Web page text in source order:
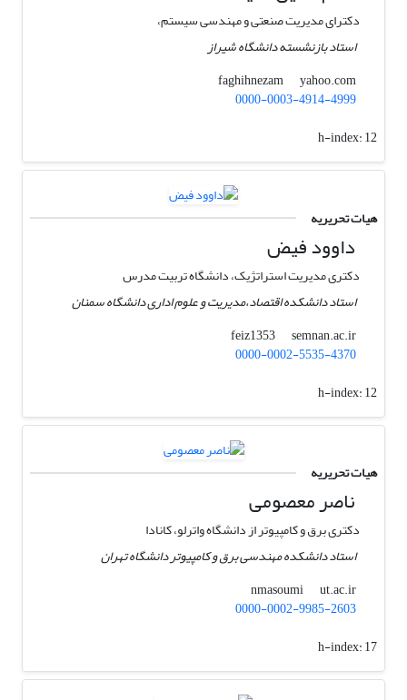
دکترای مدیریت صنعتی و مهندسی سیستم،
استاد بازنشسته دانشگاه شیراز
faghihnezam
yahoo.com
0000-0003-4914-4999
h-index:12
هیات تحریریه
داوود فیض
دکتری مدیریت استراتژیک، دانشگاه تربیت مدرس
استاد دانشکده اقتصاد،مدیریت و علوم اداری دانشگاه سمنان
feiz1353
semnan.ac.ir
0000-0002-5535-4370
h-index:12
هیات تحریریه
ناصر معصومی
دکتری برق و کامپیوتر از دانشگاه واترلو، کانادا
استاد دانشکده مهندسی برق و کامپیوتر دانشگاه تهران
nmasoumi
ut.ac.ir
0000-0002-9985-2603
h-index:17